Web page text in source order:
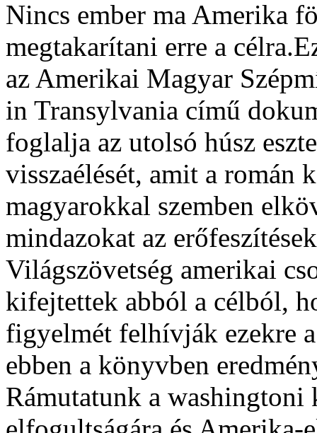
Nincs ember ma Amerika
megtakarítani erre a
az Amerikai Magyar
in Transylvania című
foglalja az utolsó húsz
visszaélését, amit a román
magyarokkal szemben
mindazokat az
Világszövetség amerikai
kifejtettek abból a célból,
figyelmét felhívják ezekre
ebben a könyvben
Rámutatunk a